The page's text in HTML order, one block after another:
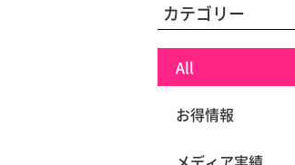
カテゴリー
All
お得情報